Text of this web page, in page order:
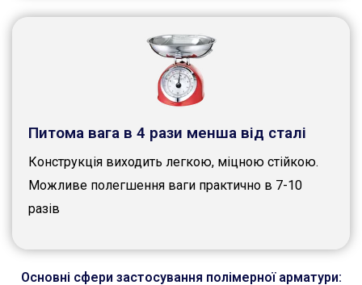
Питома вага в 4 рази менша від сталі
Конструкція виходить легкою, міцною стійкою.
Можливе полегшення ваги практично в 7-10
разів
Основні сфери застосування полімерної арматури: